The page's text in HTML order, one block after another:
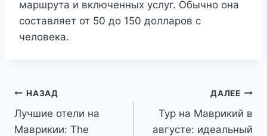
маршрута и включенных услуг. Обычно она
составляет от 50 до 150 долларов с
человека.
Навигация
по
НАЗАД
Лучшие отели на
Маврикии: The
ДАЛЕЕ
Тур на Маврикий в
августе: идеальный